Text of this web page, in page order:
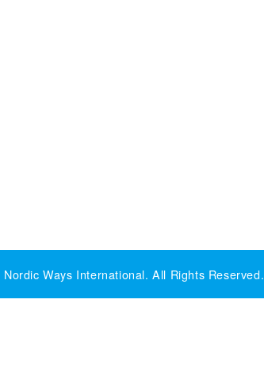
Nordic Ways International. All Rights Reserved.